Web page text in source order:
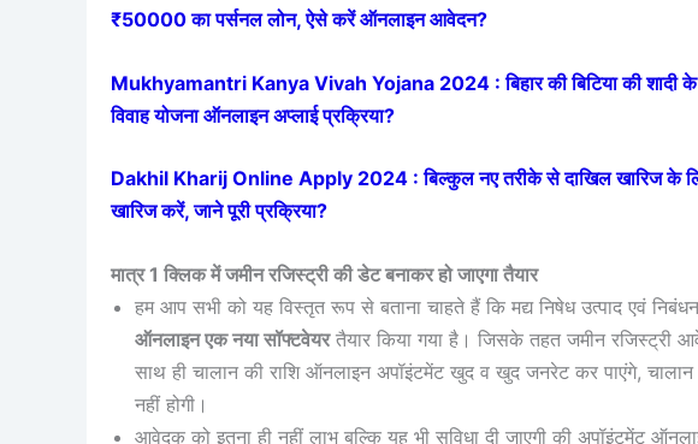
₹50000 का पर्सनल लोन, ऐसे करें ऑनलाइन आवेदन?
Mukhyamantri Kanya Vivah Yojana 2024 : बिहार की बिटिया की शादी
विवाह योजना ऑनलाइन अप्लाई प्रक्रिया?
Dakhil Kharij Online Apply 2024 : बिल्कुल नए तरीके से दाखिल खारिज के
खारिज करें, जाने पूरी प्रक्रिया?
मात्र 1 क्लिक में जमीन रजिस्ट्री की डेट बनाकर हो जाएगा तैयार
हम आप सभी को यह विस्तृत रूप से बताना चाहते हैं कि मद्य निषेध उत्पाद एवं निबंधन
ऑनलाइन एक नया सॉफ्टवेयरतैयार किया गया है। जिसके तहत जमीन रजिस्ट्री
साथ ही चालान की राशि ऑनलाइन अपॉइंटमेंट खुद व खुद जनरेट कर पाएंगे,
नहीं होगी।
आवेदक को इतना ही नहीं लाभ बल्कि यह भी सुविधा दी जाएगी की अपॉइंटमेंट